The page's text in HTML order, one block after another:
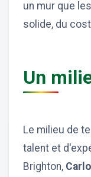
un mur que
solide, du
Un
Le milieu de
talent et
Brighton,